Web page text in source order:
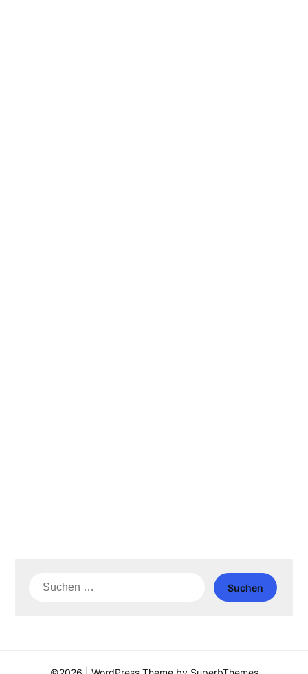
Suche